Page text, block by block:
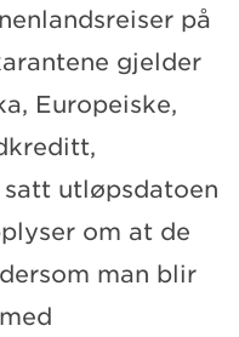
på
gjelder
Europeiske,
utløpsdatoen
om at de
man blir